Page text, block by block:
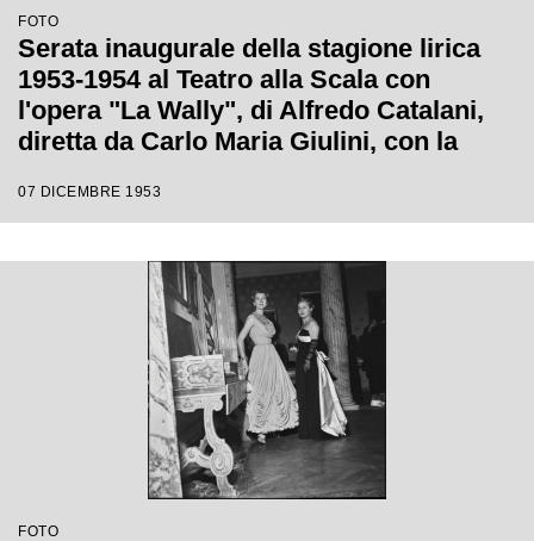
FOTO
Serata inaugurale della stagione lirica
1953-1954 al Teatro alla Scala con
l'opera "La Wally", di Alfredo Catalani,
diretta da Carlo Maria Giulini, con la
07 DICEMBRE 1953
FOTO